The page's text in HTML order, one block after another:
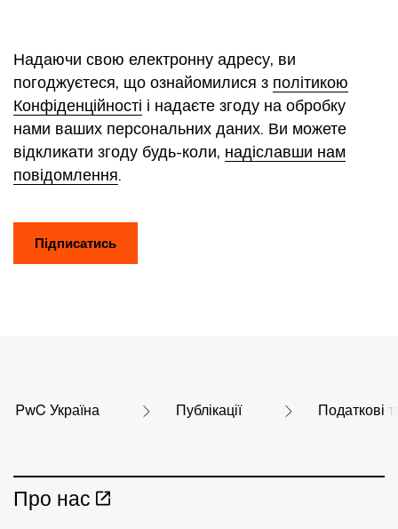
Надаючи свою електронну адресу, ви
погоджуєтеся, що ознайомилися з політикою
Конфіденційності і надаєте згоду на обробку
нами ваших персональних даних. Ви можете
відкликати згоду будь-коли, надіславши нам
повідомлення.
Підписатись
PwC Україна Публікації Податкові
Про нас